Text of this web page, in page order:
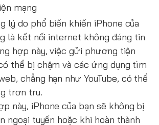
mạng
lý do phổ biến khiến iPhone của
là kết nối internet không đáng tin
hợp này, việc gửi phương tiện
thể bị chậm và các ứng dụng tìm
chẳng hạn như YouTube, có thể
trơn tru.
này, iPhone của bạn sẽ không bị
ngoại tuyến hoặc khi hoàn thành